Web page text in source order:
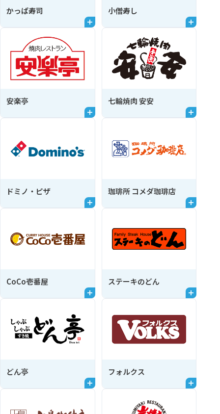
かっぱ寿司 小僧寿し
安楽亭 七輪焼肉 安安
ドミノ・ピザ 珈琲所 コメダ珈琲店
CoCo壱番屋 ステーキのどん
どん亭 フォルクス